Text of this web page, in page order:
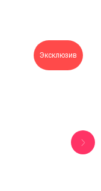
Эксклюзив